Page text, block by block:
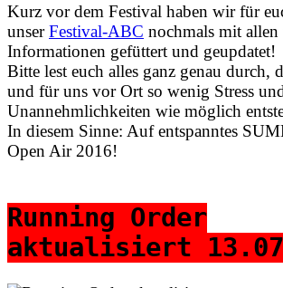
Kurz vor dem Festival haben wir für
unserFestival-ABC nochmals mit
Informationen gefüttert und geupdatet!
Bitte lest euch alles ganz genau durch,
und für uns vor Ort so wenig Stress
Unannehmlichkeiten wie möglich
In diesem Sinne: Auf entspanntes
Open Air 2016!
Running Order
aktualisiert